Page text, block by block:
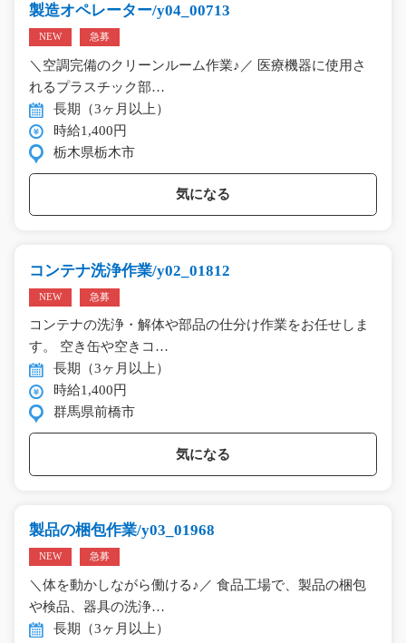
製造オペレーター/y04_00713
NEW 急募
＼空調完備のクリーンルーム作業♪／ 医療機器に使用さ
れるプラスチック部…
長期（3ヶ月以上）
時給1,400円
栃木県栃木市
気になる
コンテナ洗浄作業/y02_01812
NEW 急募
コンテナの洗浄・解体や部品の仕分け作業をお任せしま
す。 空き缶や空きコ…
長期（3ヶ月以上）
時給1,400円
群馬県前橋市
気になる
製品の梱包作業/y03_01968
NEW 急募
＼体を動かしながら働ける♪／ 食品工場で、製品の梱包
や検品、器具の洗浄…
長期（3ヶ月以上）